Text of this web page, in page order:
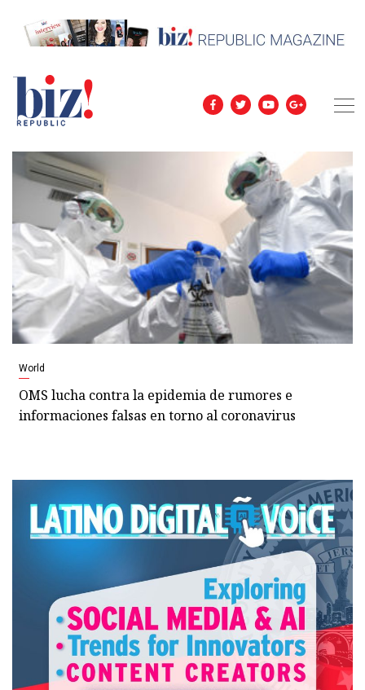
World
OMS lucha contra la epidemia de rumores e
informaciones falsas en torno al coronavirus